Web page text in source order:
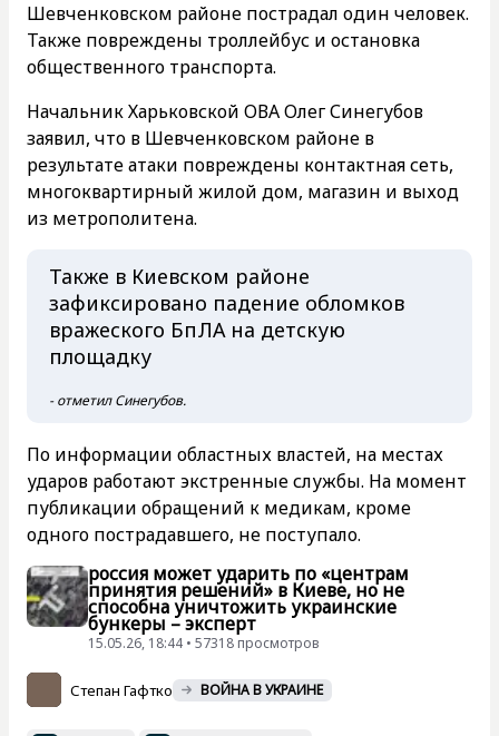
Шевченковском районе пострадал один человек.
Также повреждены троллейбус и остановка
общественного транспорта.
Начальник Харьковской ОВА Олег Синегубов
заявил, что в Шевченковском районе в
результате атаки повреждены контактная сеть,
многоквартирный жилой дом, магазин и выход
из метрополитена.
Также в Киевском районе
зафиксировано падение обломков
вражеского БпЛА на детскую
площадку
- отметил Синегубов.
По информации областных властей, на местах
ударов работают экстренные службы. На момент
публикации обращений к медикам, кроме
одного пострадавшего, не поступало.
россия может ударить по «центрам
принятия решений» в Киеве, но не
способна уничтожить украинские
бункеры – эксперт
15.05.26, 18:44 • 57318 просмотров
Степан Гафтко ВОЙНА В УКРАИНЕ